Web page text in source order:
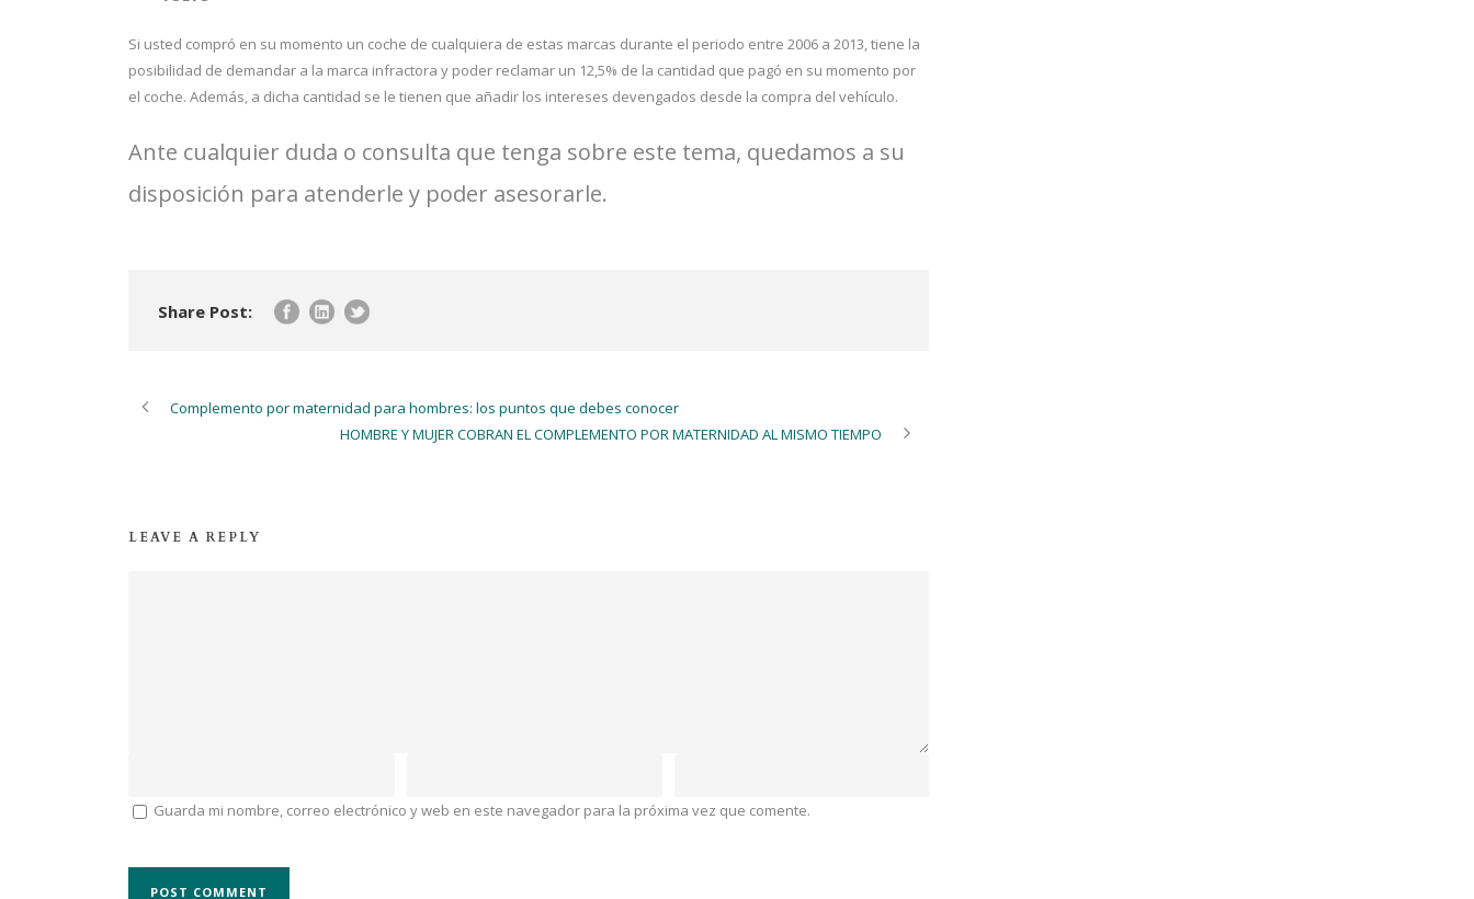
Si usted compró en su momento un coche de cualquiera de estas marcas durante el periodo entre 2006 a 2013, tiene la
posibilidad de demandar a la marca infractora y poder reclamar un 12,5% de la cantidad que pagó en su momento por
el coche. Además, a dicha cantidad se le tienen que añadir los intereses devengados desde la compra del vehículo.
Ante cualquier duda o consulta que tenga sobre este tema, quedamos a su
disposición para atenderle y poder asesorarle.
Share Post:
Complemento por maternidad para hombres: los puntos que debes conocer
HOMBRE Y MUJER COBRAN EL COMPLEMENTO POR MATERNIDAD AL MISMO TIEMPO
LEAVE A REPLY
Guarda mi nombre, correo electrónico y web en este navegador para la próxima vez que comente.